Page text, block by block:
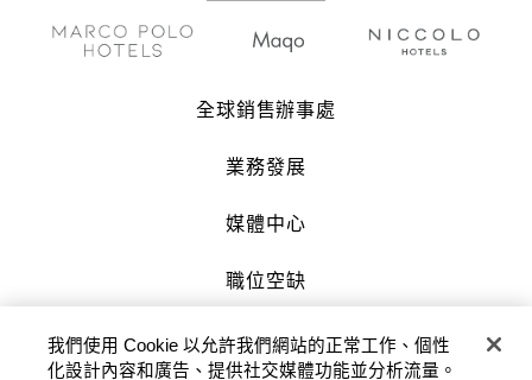
全球銷售辦事處
業務發展
媒體中心
職位空缺
聯絡我們
我們使用 Cookie 以允許我們網站的正常工作、個性
化設計內容和廣告、提供社交媒體功能並分析流量。